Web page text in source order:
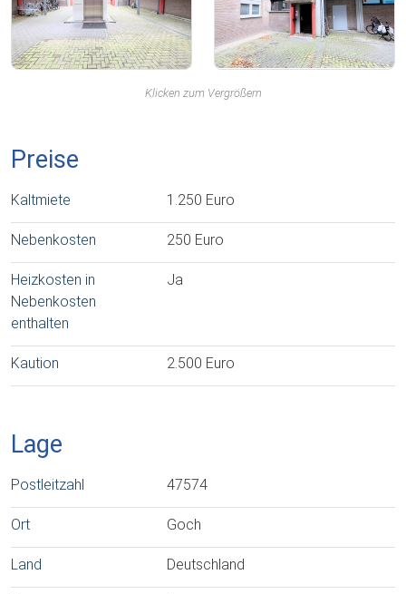
Klicken zum Vergrößern
Preise
Kaltmiete 1.250 Euro
Nebenkosten 250 Euro
Heizkosten in
Nebenkosten
enthalten
Ja
Kaution 2.500 Euro
Lage
Postleitzahl 47574
Ort Goch
Land Deutschland